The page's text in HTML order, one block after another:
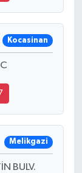
Kocasinan
Melikgazi
BULV.